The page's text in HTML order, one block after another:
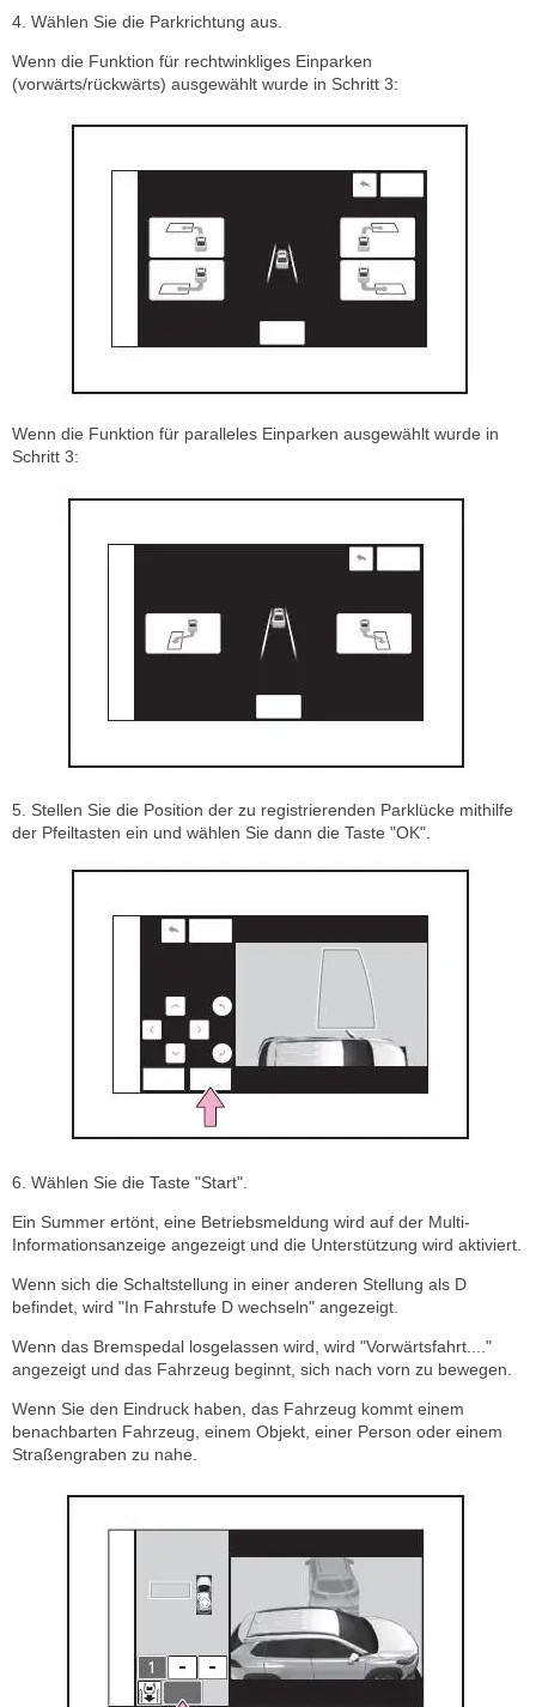
4. Wählen Sie die Parkrichtung aus.
Wenn die Funktion für rechtwinkliges Einparken
(vorwärts/rückwärts) ausgewählt wurde in Schritt 3:
Wenn die Funktion für paralleles Einparken ausgewählt wurde in
Schritt 3:
5. Stellen Sie die Position der zu registrierenden Parklücke mithilfe
der Pfeiltasten ein und wählen Sie dann die Taste "OK".
6. Wählen Sie die Taste "Start".
Ein Summer ertönt, eine Betriebsmeldung wird auf der Multi-
Informationsanzeige angezeigt und die Unterstützung wird aktiviert.
Wenn sich die Schaltstellung in einer anderen Stellung als D
befindet, wird "In Fahrstufe D wechseln" angezeigt.
Wenn das Bremspedal losgelassen wird, wird "Vorwärtsfahrt...."
angezeigt und das Fahrzeug beginnt, sich nach vorn zu bewegen.
Wenn Sie den Eindruck haben, das Fahrzeug kommt einem
benachbarten Fahrzeug, einem Objekt, einer Person oder einem
Straßengraben zu nahe.